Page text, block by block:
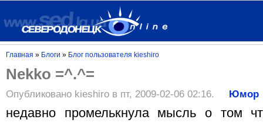
Главная » Блоги » Блог пользователя kieshiro
Nekko =^.^=
Опубликовано kieshiro в пт, 2009-02-06 02:16. Юмор
недавно промелькнула мысль о том